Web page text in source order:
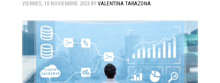
VIERNES, 10 NOVIEMBRE 2023 BY VALENTINA TARAZONA